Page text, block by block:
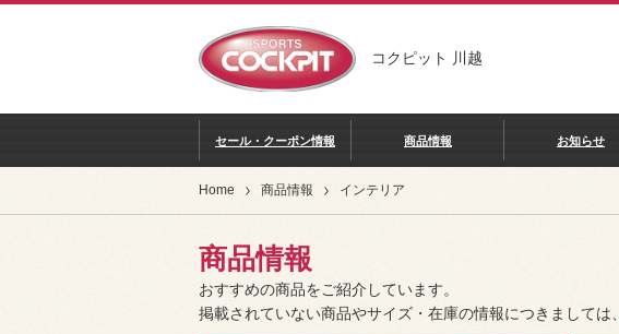
コクピット 川越
セール・クーポン情報 商品情報 お知らせ
Home 商品情報 インテリア
商品情報
おすすめの商品をご紹介しています。
掲載されていない商品やサイズ・在庫の情報につきましては、